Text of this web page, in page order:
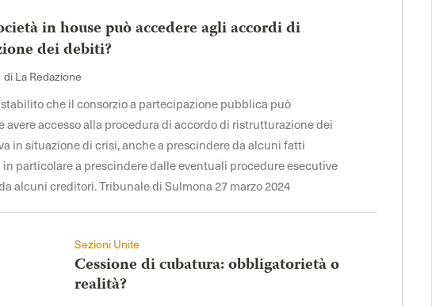
in house può accedere agli accordi di
dei debiti?
di La Redazione
che il consorzio a partecipazione pubblica può
accesso alla procedura di accordo di ristrutturazione dei
in situazione di crisi, anche a prescindere da alcuni fatti
particolare a prescindere dalle eventuali procedure esecutive
alcuni creditori. Tribunale di Sulmona 27 marzo 2024
Sezioni Unite
Cessione di cubatura: obbligatorietà o
realità?